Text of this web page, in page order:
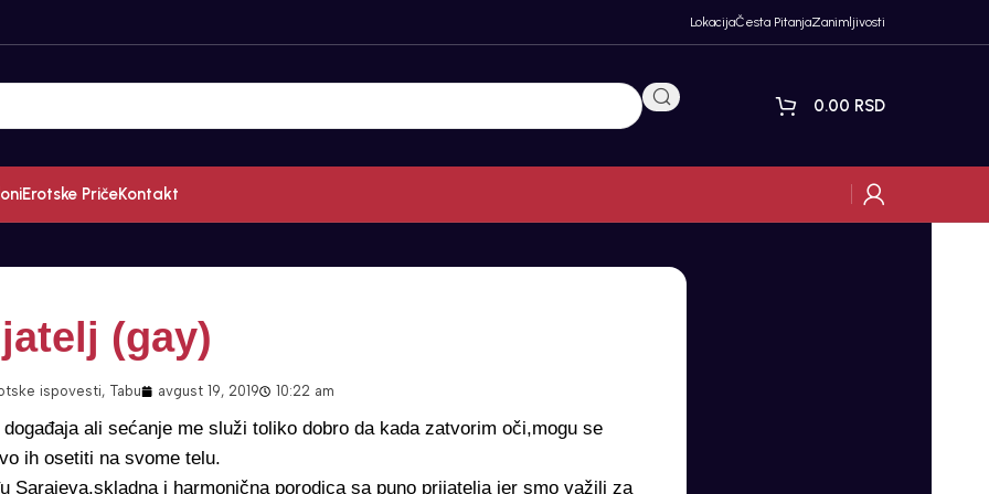
LokacijaČesta PitanjaZanimljivosti
0.00 RSD
Erotske PričeKontakt
(gay)
ispovesti, Tabu avgust 19, 2019 10:22 am
ali sećanje me služi toliko dobro da kada zatvorim oči,mogu se
ih osetiti na svome telu.
Sarajeva,skladna i harmonična porodica sa puno prijatelja jer smo važili za